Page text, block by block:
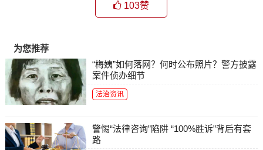
103赞
为您推荐
“梅姨”如何落网？何时公布照片？警方披露
案件侦办细节
法治资讯
警惕“法律咨询”陷阱 “100%胜诉”背后有套
路